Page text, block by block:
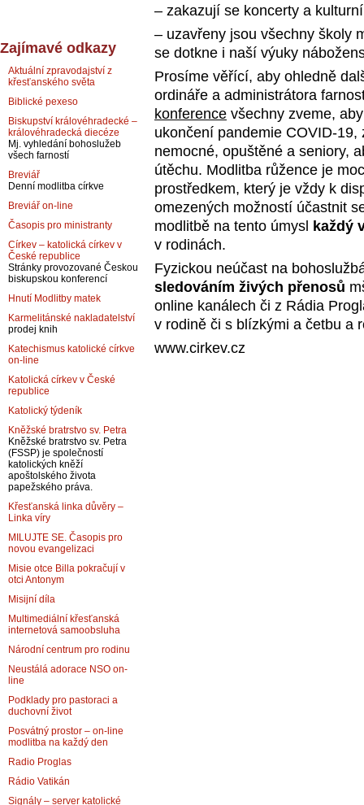
– zakazují se koncerty a
– uzavřeny jsou všechny školy
se dotkne i naší výuky
Prosíme věřící, aby ohledně
ordináře a administrátora
konference všechny zveme,
ukončení pandemie COVID-
nemocné, opuštěné a seniory,
útěchu. Modlitba růžence je
prostředkem, který je vždy k
omezených možností účastnit
modlitbě na tento úmysl každý
v rodinách.
Fyzickou neúčast na
sledováním živých přenosů
online kanálech či z Rádia
v rodině či s blízkými a četbu a
www.cirkev.cz
Zajímavé odkazy
Aktuální zpravodajství z
křesťanského světa
Biblické pexeso
Biskupství královéhradecké –
královéhradecká diecéze
Mj. vyhledání bohoslužeb
všech farností
Breviář
Denní modlitba církve
Breviář on-line
Časopis pro ministranty
Církev – katolická církev v
České republice
Stránky provozované Českou
biskupskou konferencí
Hnutí Modlitby matek
Karmelitánské nakladatelství
prodej knih
Katechismus katolické církve
on-line
Katolická církev v České
republice
Katolický týdeník
Kněžské bratrstvo sv. Petra
Kněžské bratrstvo sv. Petra
(FSSP) je společností
katolických kněží
apoštolského života
papežského práva.
Křesťanská linka důvěry –
Linka víry
MILUJTE SE. Časopis pro
novou evangelizaci
Misie otce Billa pokračují v
otci Antonym
Misijní díla
Multimediální křesťanská
internetová samoobsluha
Národní centrum pro rodinu
Neustálá adorace NSO on-
line
Podklady pro pastoraci a
duchovní život
Posvátný prostor – on-line
modlitba na každý den
Radio Proglas
Rádio Vatikán
Signály – server katolické